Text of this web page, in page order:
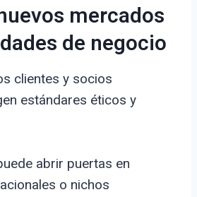
mercados
de negocio
clientes y socios
estándares éticos y
abrir puertas en
o nichos